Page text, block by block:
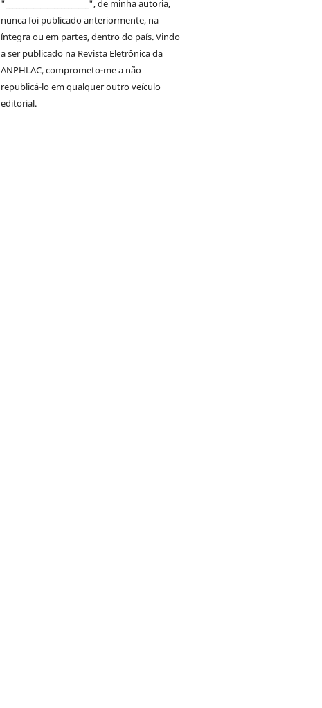
"________________________", de minha autoria,
nunca foi publicado anteriormente, na
íntegra ou em partes, dentrodo país. Vindo
a ser publicado na Revista Eletrônica da
ANPHLAC, comprometo-me a não
republicá-lo em qualquer outro veículo
editorial.